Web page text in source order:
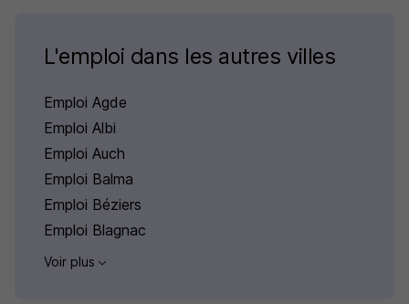
L'emploi dans les autres villes
Emploi Agde
Emploi Albi
Emploi Auch
Emploi Balma
Emploi Béziers
Emploi Blagnac
Voir plus